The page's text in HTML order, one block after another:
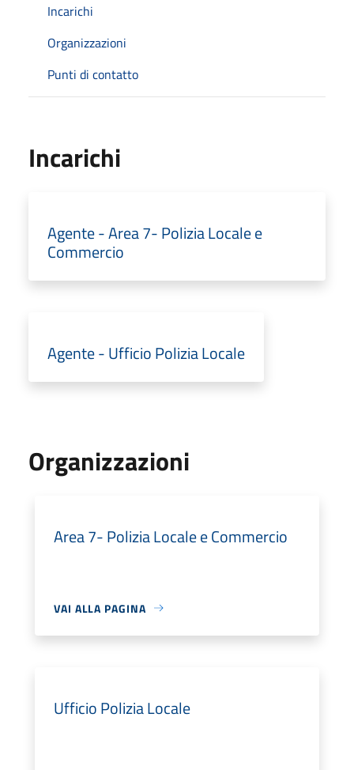
Incarichi
Organizzazioni
Punti di contatto
Incarichi
Agente - Area 7- Polizia Locale e
Commercio
Agente - Ufficio Polizia Locale
Organizzazioni
Area 7- Polizia Locale e Commercio
VAI ALLA PAGINA
Ufficio Polizia Locale